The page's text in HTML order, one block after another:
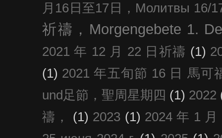
月16日至17日，Молитвы 16/
祈禱，Morgengebete 1.
2021 年 12 月 22 日祈禱 (1)
(1) 2021 年五旬節 16 日 馬可
und足節，聖周星期四 (1) 2022
禱，
(1) 2023 (1) 2024 年 1